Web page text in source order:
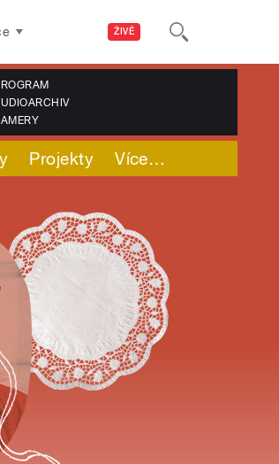
ŽIVĚ
Projekty Více…